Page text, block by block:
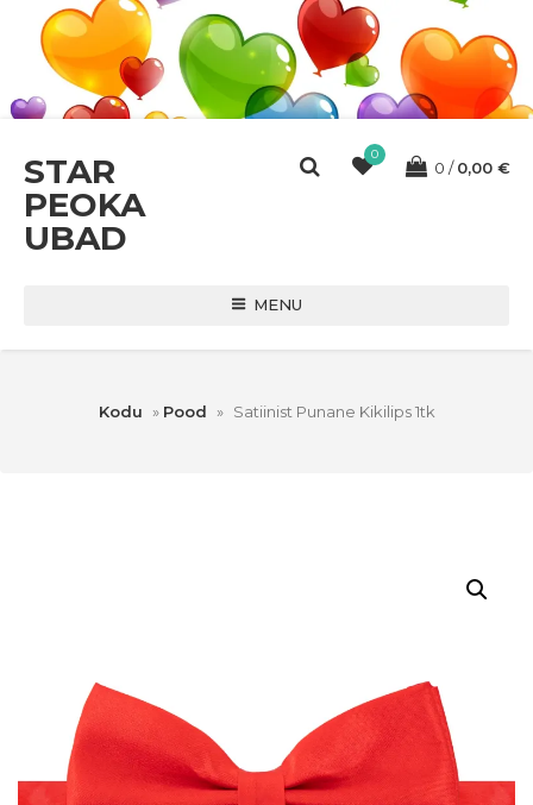
STAR
PEOKA
UBAD
0
0 0,00 €
MENU
Kodu » Pood » Satiinist Punane Kikilips 1tk